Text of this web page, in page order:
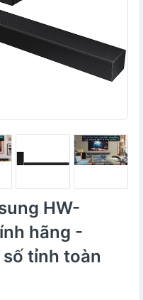
HW-
hãng -
số tỉnh toàn